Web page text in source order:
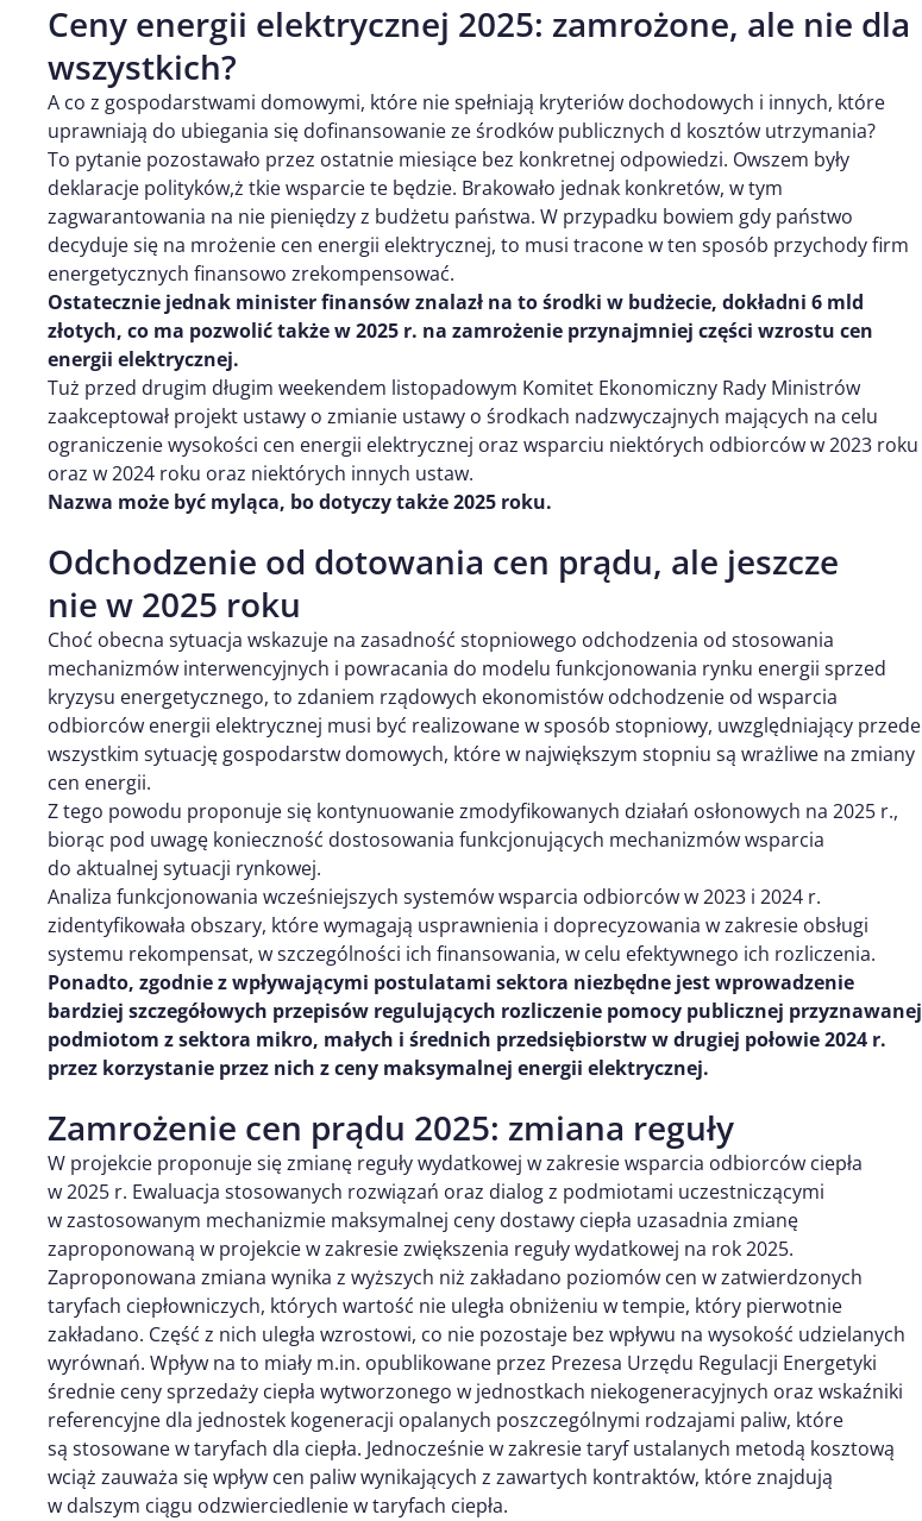
Ceny energii elektrycznej 2025: zamrożone, ale nie dla
wszystkich?
A co z gospodarstwami domowymi, które nie spełniają kryteriów dochodowych i innych, które
uprawniają do ubiegania się dofinansowanie ze środków publicznych d kosztów utrzymania?
To pytanie pozostawało przez ostatnie miesiące bez konkretnej odpowiedzi. Owszem były
deklaracje polityków,ż tkie wsparcie te będzie. Brakowało jednak konkretów, w tym
zagwarantowania na nie pieniędzy z budżetu państwa. W przypadku bowiem gdy państwo
decyduje się na mrożenie cen energii elektrycznej, to musi tracone w ten sposób przychody firm
energetycznych finansowo zrekompensować.
Ostatecznie jednak minister finansów znalazł na to środki w budżecie, dokładni 6 mld
złotych, co ma pozwolić także w 2025 r. na zamrożenie przynajmniej części wzrostu cen
energii elektrycznej.
Tuż przed drugim długim weekendem listopadowym Komitet Ekonomiczny Rady Ministrów
zaakceptował projekt ustawy o zmianie ustawy o środkach nadzwyczajnych mających na celu
ograniczenie wysokości cen energii elektrycznej oraz wsparciu niektórych odbiorców w 2023 roku
oraz w 2024 roku oraz niektórych innych ustaw.
Nazwa może być myląca, bo dotyczy także 2025 roku.
Odchodzenie od dotowania cen prądu, ale jeszcze
nie w 2025 roku
Choć obecna sytuacja wskazuje na zasadność stopniowego odchodzenia od stosowania
mechanizmów interwencyjnych i powracania do modelu funkcjonowania rynku energii sprzed
kryzysu energetycznego, to zdaniem rządowych ekonomistów odchodzenie od wsparcia
odbiorców energii elektrycznej musi być realizowane w sposób stopniowy, uwzględniający przede
wszystkim sytuację gospodarstw domowych, które w największym stopniu są wrażliwe na zmiany
cen energii.
Z tego powodu proponuje się kontynuowanie zmodyfikowanych działań osłonowych na 2025 r.,
biorąc pod uwagę konieczność dostosowania funkcjonujących mechanizmów wsparcia
do aktualnej sytuacji rynkowej.
Analiza funkcjonowania wcześniejszych systemów wsparcia odbiorców w 2023 i 2024 r.
zidentyfikowała obszary, które wymagają usprawnienia i doprecyzowania w zakresie obsługi
systemu rekompensat, w szczególności ich finansowania, w celu efektywnego ich rozliczenia.
Ponadto, zgodnie z wpływającymi postulatami sektora niezbędne jest wprowadzenie
bardziej szczegółowych przepisów regulujących rozliczenie pomocy publicznej przyznawanej
podmiotom z sektora mikro, małych i średnich przedsiębiorstw w drugiej połowie 2024 r.
przez korzystanie przez nich z ceny maksymalnej energii elektrycznej.
Zamrożenie cen prądu 2025: zmiana reguły
W projekcie proponuje się zmianę reguły wydatkowej w zakresie wsparcia odbiorców ciepła
w 2025 r. Ewaluacja stosowanych rozwiązań oraz dialog z podmiotami uczestniczącymi
w zastosowanym mechanizmie maksymalnej ceny dostawy ciepła uzasadnia zmianę
zaproponowaną w projekcie w zakresie zwiększenia reguły wydatkowej na rok 2025.
Zaproponowana zmiana wynika z wyższych niż zakładano poziomów cen w zatwierdzonych
taryfach ciepłowniczych, których wartość nie uległa obniżeniu w tempie, który pierwotnie
zakładano. Część z nich uległa wzrostowi, co nie pozostaje bez wpływu na wysokość udzielanych
wyrównań. Wpływ na to miały m.in. opublikowane przez Prezesa Urzędu Regulacji Energetyki
średnie ceny sprzedaży ciepła wytworzonego w jednostkach niekogeneracyjnych oraz wskaźniki
referencyjne dla jednostek kogeneracji opalanych poszczególnymi rodzajami paliw, które
są stosowane w taryfach dla ciepła. Jednocześnie w zakresie taryf ustalanych metodą kosztową
wciąż zauważa się wpływ cen paliw wynikających z zawartych kontraktów, które znajdują
w dalszym ciągu odzwierciedlenie w taryfach ciepła.